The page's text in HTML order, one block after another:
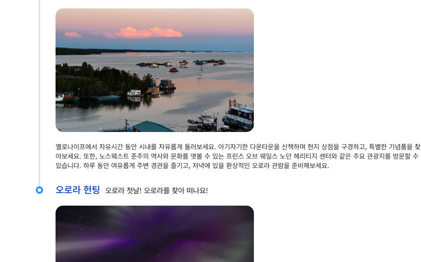
옐로나이프에서 자유시간 동안 시내를 자유롭게 둘러보세요. 아기자기한 다운타운을 산책하며 현지 상점을 구경하고, 특별한 기념품을 찾
아보세요. 또한, 노스웨스트 준주의 역사와 문화를 엿볼 수 있는 프린스 오브 웨일스 노던 헤리티지 센터와 같은 주요 관광지를 방문할 수
있습니다. 하루 동안 여유롭게 주변 경관을 즐기고, 저녁에 있을 환상적인 오로라 관람을 준비해보세요.
오로라 헌팅 오로라 첫날! 오로라를 찾아 떠나요!